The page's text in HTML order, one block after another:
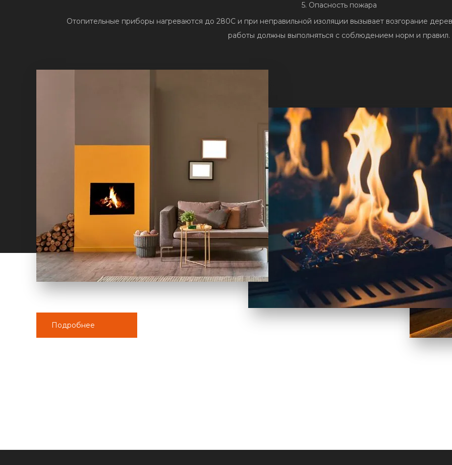
5. Опасность пожара
Отопительные приборы нагреваются до 280С и при неправильной изоляции вызывает возгорание
работы должны выполняться с соблюдением норм и правил.
Подробнее